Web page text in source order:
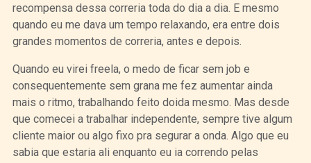
recompensa dessa correria toda do dia a dia. E mesmo
quando eu me dava um tempo relaxando, era entre dois
grandes momentos de correria, antes e depois.
Quando eu virei freela, o medo de ficar sem job e
consequentemente sem grana me fez aumentar ainda
mais o ritmo, trabalhando feito doida mesmo. Mas desde
que comecei a trabalhar independente, sempre tive algum
cliente maior ou algo fixo pra segurar a onda. Algo que eu
sabia que estaria ali enquanto eu ia correndo pelas